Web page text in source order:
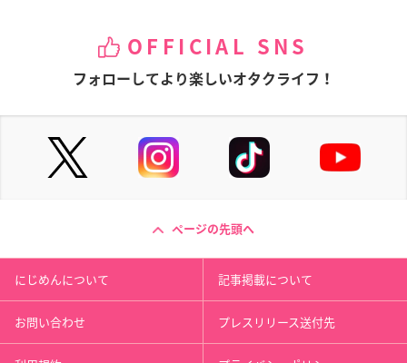
OFFICIAL SNS
フォローしてより楽しいオタクライフ！
ページの先頭へ
にじめんについて 記事掲載について
お問い合わせ プレスリリース送付先